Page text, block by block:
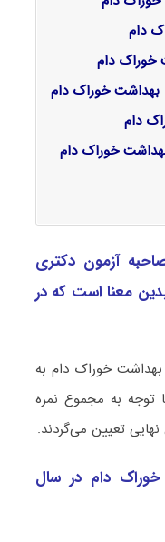
دام
خوراک دام
بهداشت خوراک دام
دام
بهداشت خوراک دام
آزمون دکتری
معنا است که در
ﺧﻮراک دام به
توجه به مجموع نمره
تعیین می‌گردند.
دام در سال